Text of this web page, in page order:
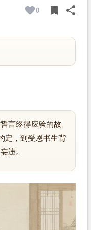
0 bookmark share
言终得应验的故
定，到受恩书生背
违。